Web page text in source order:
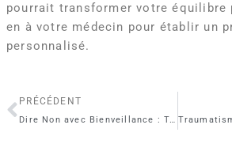
pourrait transformer votre équilibre
en à votre médecin pour établir un
personnalisé.
Précédent
PRÉCÉDENT
Dire Non avec Bienveillance : Techniques pour Affirmer ses Limites